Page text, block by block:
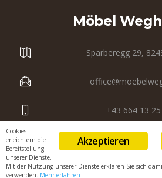
Möbel
Sparberegg 29,
+43 664 13
+43 3339 23
Akzeptieren
Cookies
erleichtern die
Bereitstellung
unserer Dienste.
Mit der Nutzung unserer Dienste erklären Sie sich
verwenden. Mehr erfahren